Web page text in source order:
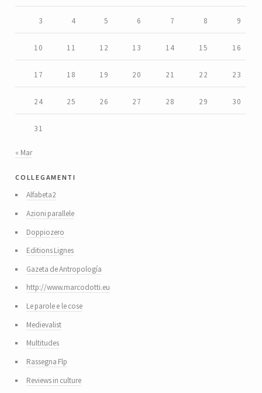
3 4 5 6 7 8 9
10 11 12 13 14 15 16
17 18 19 20 21 22 23
24 25 26 27 28 29 30
31
« Mar
collegamenti
Alfabeta2
Azioni parallele
Doppiozero
Editions Lignes
Gazeta de Antropología
http://www.marcodotti.eu
Le parole e le cose
Medievalist
Multitudes
Rassegna Flp
Reviews in culture